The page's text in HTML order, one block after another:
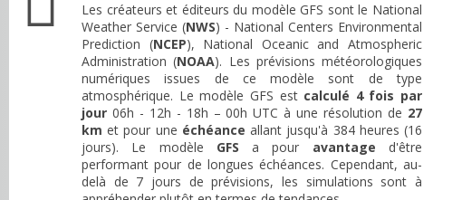
Les créateurs et éditeurs du modèle GFS sont le National
Weather Service (NWS) - National Centers Environmental
Prediction (NCEP), National Oceanic and Atmospheric
Administration (NOAA). Les prévisions météorologiques
numériques issues de ce modèle sont de type
atmosphérique. Le modèle GFS est calculé 4 fois par
jour 06h - 12h - 18h – 00h UTC à une résolution de 27
km et pour une échéance allant jusqu'à 384 heures (16
jours). Le modèle GFS a pour avantage d'être
performant pour de longues échéances. Cependant, au-
delà de 7 jours de prévisions, les simulations sont à